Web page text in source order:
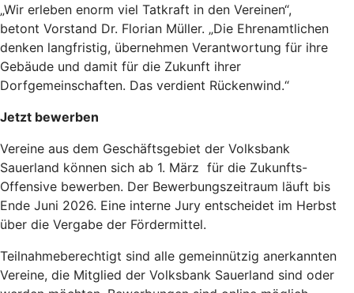
„Wir erleben enorm viel Tatkraft in den Vereinen“,
betont Vorstand Dr. Florian Müller. „Die Ehrenamtlichen
denken langfristig, übernehmen Verantwortung für ihre
Gebäude und damit für die Zukunft ihrer
Dorfgemeinschaften. Das verdient Rückenwind.“
Jetzt bewerben
Vereine aus dem Geschäftsgebiet der Volksbank
Sauerland können sich ab 1. März für die Zukunfts-
Offensive bewerben. Der Bewerbungszeitraum läuft bis
Ende Juni 2026. Eine interne Jury entscheidet im Herbst
über die Vergabe der Fördermittel.
Teilnahmeberechtigt sind alle gemeinnützig anerkannten
Vereine, die Mitglied der Volksbank Sauerland sind oder